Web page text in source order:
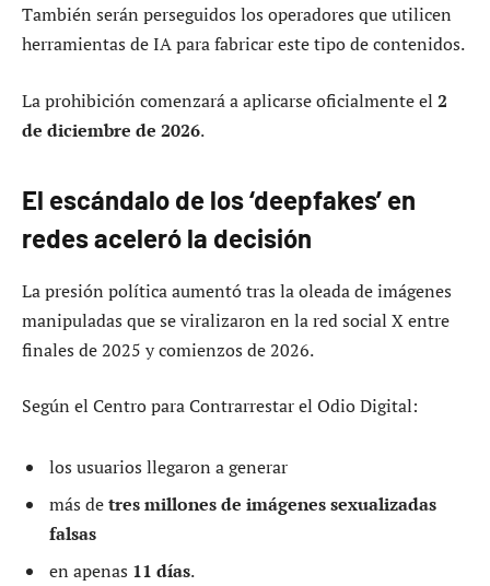
También serán perseguidos los operadores que utilicen
herramientas de IA para fabricar este tipo de contenidos.
La prohibición comenzará a aplicarse oficialmente el 2
de diciembre de 2026.
El escándalo de los ‘deepfakes’ en
redes aceleró la decisión
La presión política aumentó tras la oleada de imágenes
manipuladas que se viralizaron en la red social X entre
finales de 2025 y comienzos de 2026.
Según el Centro para Contrarrestar el Odio Digital:
los usuarios llegaron a generar
más detres millones de imágenes sexualizadas
falsas
en apenas 11 días.